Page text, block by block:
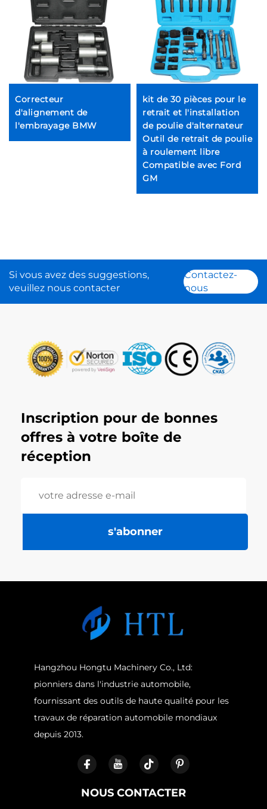
Correcteur
d'alignement de
l'embrayage BMW
kit de 30 pièces pour le
retrait et l'installation
de poulie d'alternateur
Outil de retrait de poulie
à roulement libre
Compatible avec Ford
GM
Si vous avez des suggestions,
veuillez nous contacter
Contactez-
nous
Inscription pour de bonnes
offres à votre boîte de
réception
s'abonner
Hangzhou Hongtu Machinery Co., Ltd:
pionniers dans l'industrie automobile,
fournissant des outils de haute qualité pour les
travaux de réparation automobile mondiaux
depuis 2013.
NOUS CONTACTER